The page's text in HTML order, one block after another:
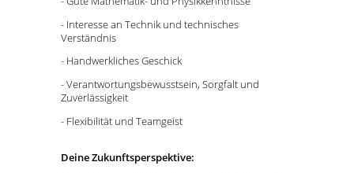
- Interesse an Technik und technisches
Verständnis
- Handwerkliches Geschick
- Verantwortungsbewusstsein, Sorgfalt und
Zuverlässigkeit
- Flexibilität und Teamgeist
Deine Zukunftsperspektive: